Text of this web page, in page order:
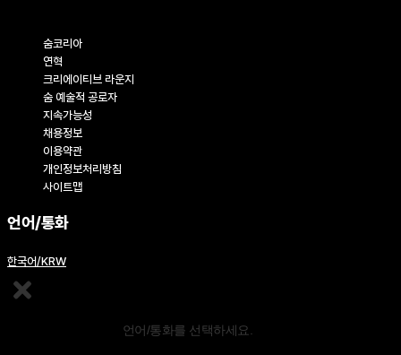
숨코리아
연혁
크리에이티브 라운지
숨 예술적 공로자
지속가능성
채용정보
이용약관
개인정보처리방침
사이트맵
언어/통화
한국어/KRW
언어/통화를 선택하세요.